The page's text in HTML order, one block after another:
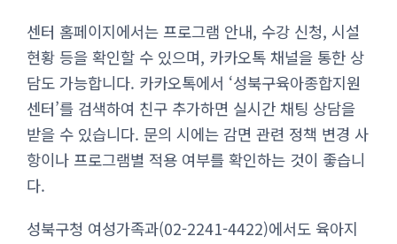
센터 홈페이지에서는 프로그램 안내, 수강 신청, 시설
현황 등을 확인할 수 있으며, 카카오톡 채널을 통한 상
담도 가능합니다. 카카오톡에서 ‘성북구육아종합지원
센터’를 검색하여 친구 추가하면 실시간 채팅 상담을
받을 수 있습니다. 문의 시에는 감면 관련 정책 변경 사
항이나 프로그램별 적용 여부를 확인하는 것이 좋습니
다.
성북구청 여성가족과(02-2241-4422)에서도 육아지